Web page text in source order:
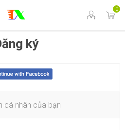
0
ký
cá nhân của bạn